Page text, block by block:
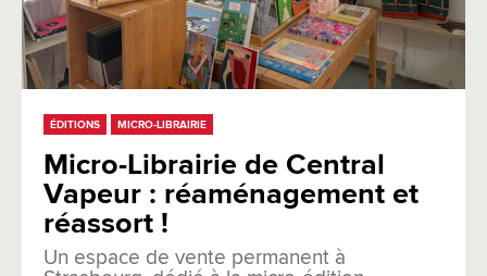
ÉDITIONS MICRO-LIBRAIRIE
Micro-Librairie de Central
Vapeur : réaménagement et
réassort !
Un espace de vente permanent à